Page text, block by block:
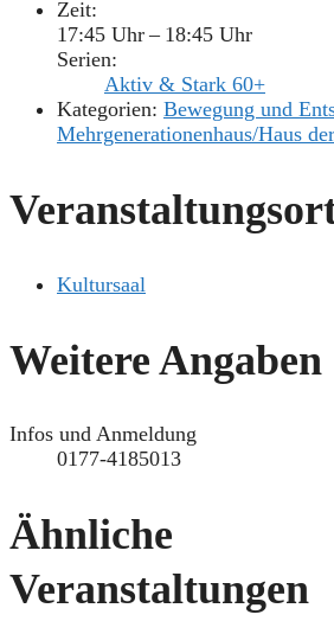
Zeit:
17:45 Uhr – 18:45 Uhr
Serien:
Aktiv & Stark 60+
Kategorien: Bewegung und
Mehrgenerationenhaus/Haus
Kultursaal
Weitere Angaben
Infos und Anmeldung
0177-4185013
Ähnliche
Veranstaltungen